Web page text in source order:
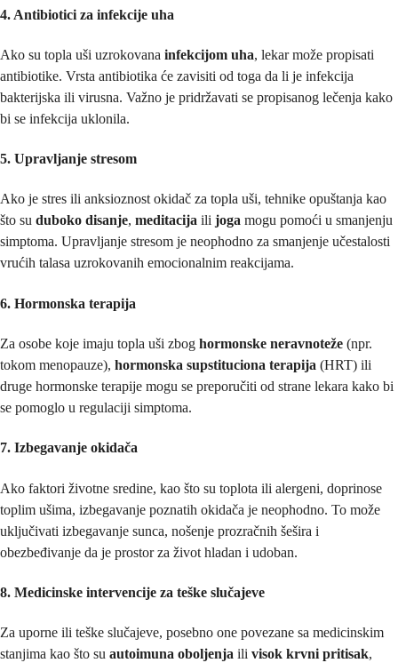
4. Antibiotici za infekcije uha
Ako su topla uši uzrokovana infekcijom uha, lekar može propisati
antibiotike. Vrsta antibiotika će zavisiti od toga da li je infekcija
bakterijska ili virusna. Važno je pridržavati se propisanog lečenja kako
bi se infekcija uklonila.
5. Upravljanje stresom
Ako je stres ili anksioznost okidač za topla uši, tehnike opuštanja kao
što su duboko disanje, meditacija ili joga mogu pomoći u smanjenju
simptoma. Upravljanje stresom je neophodno za smanjenje učestalosti
vrućih talasa uzrokovanih emocionalnim reakcijama.
6. Hormonska terapija
Za osobe koje imaju topla uši zbog hormonske neravnoteže (npr.
tokom menopauze), hormonska supstituciona terapija (HRT) ili
druge hormonske terapije mogu se preporučiti od strane lekara kako bi
se pomoglo u regulaciji simptoma.
7. Izbegavanje okidača
Ako faktori životne sredine, kao što su toplota ili alergeni, doprinose
toplim ušima, izbegavanje poznatih okidača je neophodno. To može
uključivati izbegavanje sunca, nošenje prozračnih šešira i
obezbeđivanje da je prostor za život hladan i udoban.
8. Medicinske intervencije za teške slučajeve
Za uporne ili teške slučajeve, posebno one povezane sa medicinskim
stanjima kao što su autoimuna oboljenja ili visok krvni pritisak,